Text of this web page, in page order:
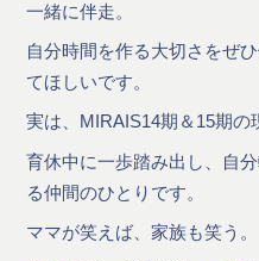
一緒に伴走。
自分時間を作る大切さをぜ
てほしいです。
実は、MIRAIS14期＆15期の
育休中に一歩踏み出し、自
る仲間のひとりです。
ママが笑えば、家族も笑う。